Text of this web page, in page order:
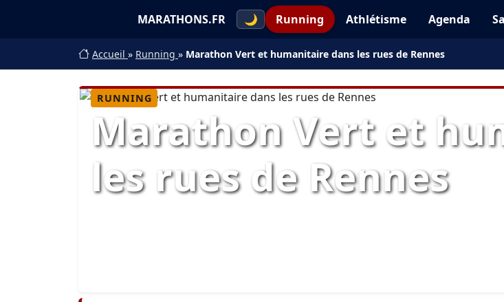
MARATHONS.FR 🌙 Running Athlétisme Agenda
Accueil » Running » Marathon Vert et humanitaire dans les rues de Rennes
RUNNING
Marathon Vert et
les rues de Rennes